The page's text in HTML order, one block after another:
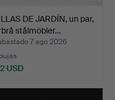
DE JARDÍN, un par,
stålmöbler…
7 ago 2026
USD